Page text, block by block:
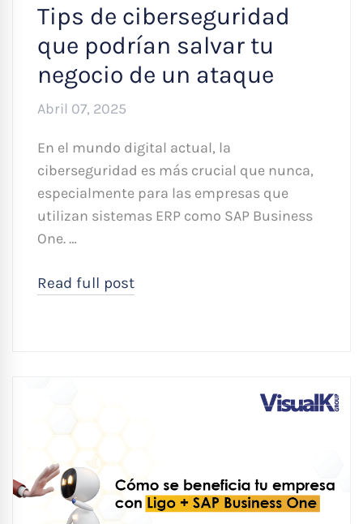
Tips de ciberseguridad
que podrían salvar tu
negocio de un ataque
Abril 07, 2025
En el mundo digital actual, la
ciberseguridad es más crucial que nunca,
especialmente para las empresas que
utilizan sistemas ERP como SAP Business
One. …
Read full post